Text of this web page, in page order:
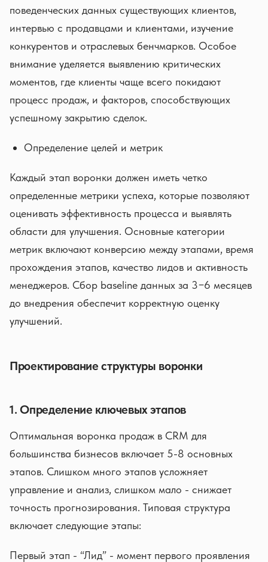
поведенческих данных существующих клиентов,
интервью с продавцами и клиентами, изучение
конкурентов и отраслевых бенчмарков. Особое
внимание уделяется выявлению критических
моментов, где клиенты чаще всего покидают
процесс продаж, и факторов, способствующих
успешному закрытию сделок.
Определение целей и метрик
Каждый этап воронки должен иметь четко
определенные метрики успеха, которые позволяют
оценивать эффективность процесса и выявлять
области для улучшения. Основные категории
метрик включают конверсию между этапами, время
прохождения этапов, качество лидов и активность
менеджеров. Сбор baseline данных за 3−6 месяцев
до внедрения обеспечит корректную оценку
улучшений.
Проектирование структуры воронки
1. Определение ключевых этапов
Оптимальная воронка продаж в CRM для
большинства бизнесов включает 5-8 основных
этапов. Слишком много этапов усложняет
управление и анализ, слишком мало - снижает
точность прогнозирования. Типовая структура
включает следующие этапы:
Первый этап - “Лид” - момент первого проявления